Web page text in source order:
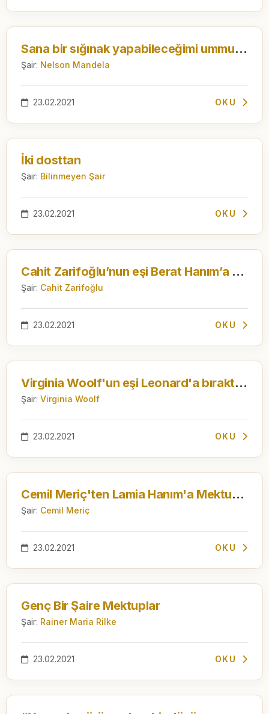
Sana bir sığınak yapabileceğimi ummuştum
Şair: Nelson Mandela
23.02.2021 OKU
İki dosttan
Şair: Bilinmeyen Şair
23.02.2021 OKU
Cahit Zarifoğlu’nun eşi Berat Hanım’a yazdığı bir mektup
Şair: Cahit Zarifoğlu
23.02.2021 OKU
Virginia Woolf'un eşi Leonard'a bıraktığı veda mektubu
Şair: Virginia Woolf
23.02.2021 OKU
Cemil Meriç'ten Lamia Hanım'a Mektuplar
Şair: Cemil Meriç
23.02.2021 OKU
Genç Bir Şaire Mektuplar
Şair: Rainer Maria Rilke
23.02.2021 OKU